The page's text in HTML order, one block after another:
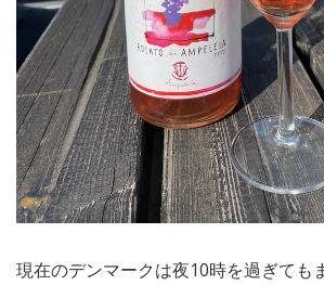
現在のデンマークは夜10時を過ぎても